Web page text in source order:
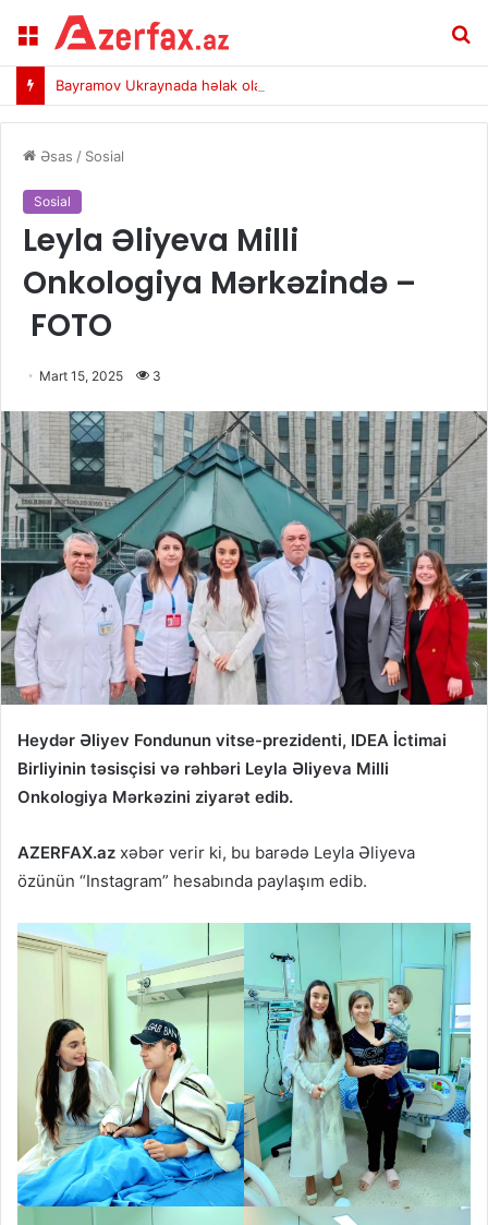
Menu
Əsas / Sosial
Sosial
Leyla Əliyeva Milli
Onkologiya Mərkəzində –
FOTO
Mart 15, 2025 3
Heydər Əliyev Fondunun vitse-prezidenti, IDEA İctimai
Birliyinin təsisçisi və rəhbəri Leyla Əliyeva Milli
Onkologiya Mərkəzini ziyarət edib.
AZERFAX.az xəbər verir ki, bu barədə Leyla Əliyeva
özünün “Instagram” hesabında paylaşım edib.